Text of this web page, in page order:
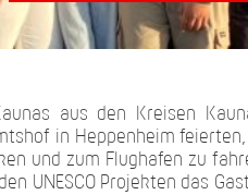
aus den Kreisen
in Heppenheim
und zum Flughafen zu
UNESCO Projekten das